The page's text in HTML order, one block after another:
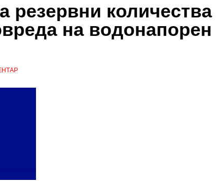
резервни количества
на водонапорен